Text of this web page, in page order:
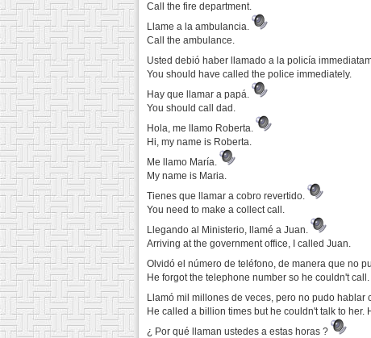
Call the fire department.
Llame a la ambulancia.
Call the ambulance.
Usted debió haber llamado a la policía
You should have called the police immediately.
Hay que llamar a papá.
You should call dad.
Hola, me llamo Roberta.
Hi, my name is Roberta.
Me llamo María.
My name is Maria.
Tienes que llamar a cobro revertido.
You need to make a collect call.
Llegando al Ministerio, llamé a Juan.
Arriving at the government office, I called Juan.
Olvidó el número de teléfono, de manera que no
He forgot the telephone number so he couldn't call.
Llamó mil millones de veces, pero no pudo
He called a billion times but he couldn't talk to her.
¿ Por qué llaman ustedes a estas horas ?